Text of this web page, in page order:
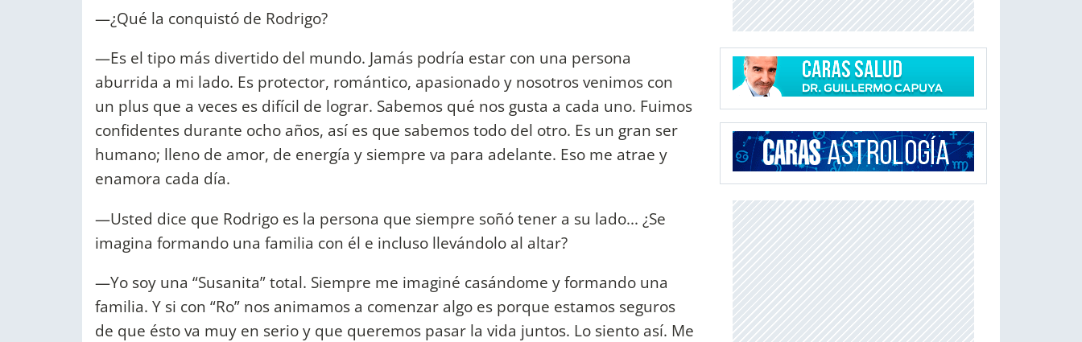
—¿Qué la conquistó de Rodrigo?
—Es el tipo más divertido del mundo. Jamás podría estar con una persona
aburrida a mi lado. Es protector, romántico, apasionado y nosotros venimos con
un plus que a veces es difícil de lograr. Sabemos qué nos gusta a cada uno. Fuimos
confidentes durante ocho años, así es que sabemos todo del otro. Es un gran ser
humano; lleno de amor, de energía y siempre va para adelante. Eso me atrae y
enamora cada día.
—Usted dice que Rodrigo es la persona que siempre soñó tener a su lado... ¿Se
imagina formando una familia con él e incluso llevándolo al altar?
—Yo soy una “Susanita” total. Siempre me imaginé casándome y formando una
familia. Y si con “Ro” nos animamos a comenzar algo es porque estamos seguros
de que ésto va muy en serio y que queremos pasar la vida juntos. Lo siento así. Me